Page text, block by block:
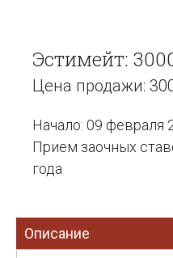
Эстимейт:
Цена продажи:
Начало: 09 февраля
Прием заочных
года
Описание